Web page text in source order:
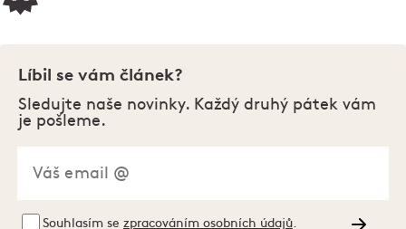
Líbil se vám článek?
Sledujte naše novinky. Každý druhý pátek vám
je pošleme.
Souhlasím se zpracováním osobních údajů